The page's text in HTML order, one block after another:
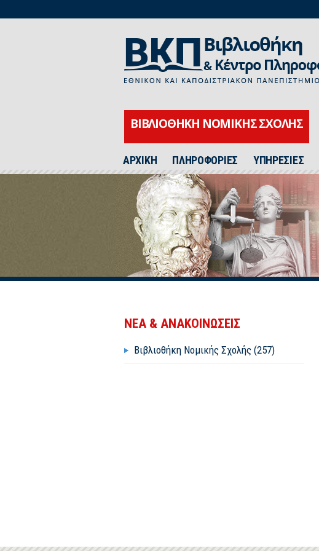
ΒΙΒΛΙΟΘΗΚΗ ΝΟΜΙΚΗΣ ΣΧΟΛΗΣ
ΑΡΧΙΚΗ ΠΛΗΡΟΦΟΡΙΕΣ ΥΠΗΡΕΣΙΕΣ
ΝΕΑ & ΑΝΑΚΟΙΝΩΣΕΙΣ
Βιβλιοθήκη Νομικής Σχολής (257)